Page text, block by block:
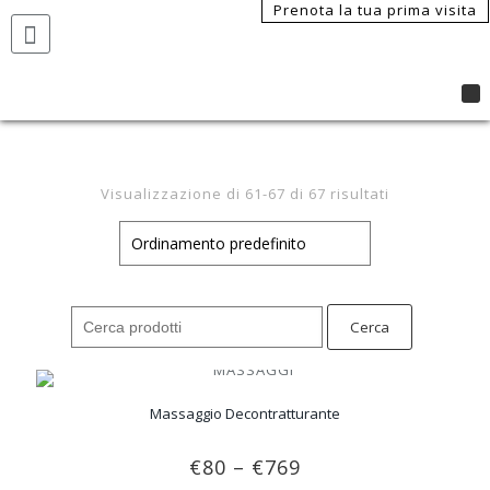
Prenota la tua prima visita
Visualizzazione di 61-67 di 67 risultati
for:
Massaggio Decontratturante
€80 – €769